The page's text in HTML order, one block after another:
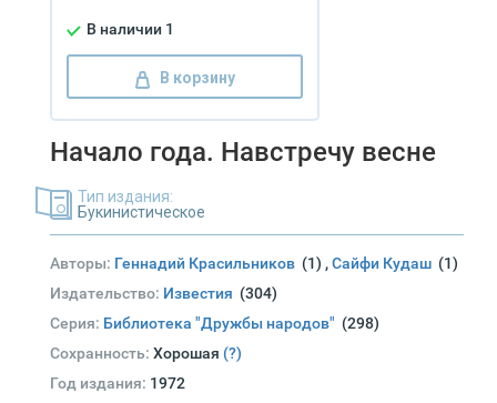
В наличии 1
В корзину
Начало года. Навстречу весне
Тип издания:
Букинистическое
Авторы: Геннадий Красильников (1) ,Сайфи Кудаш (1)
Издательство: Известия (304)
Серия: Библиотека "Дружбы народов" (298)
Сохранность: Хорошая (?)
Год издания: 1972